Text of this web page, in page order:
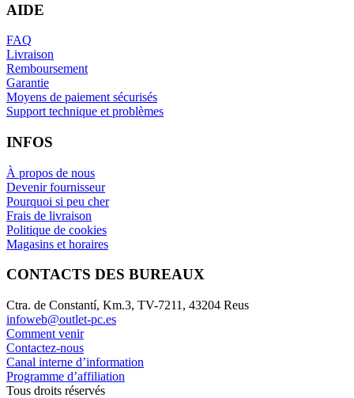
AIDE
FAQ
Livraison
Remboursement
Garantie
Moyens de paiement sécurisés
Support technique et problèmes
INFOS
À propos de nous
Devenir fournisseur
Pourquoi si peu cher
Frais de livraison
Politique de cookies
Magasins et horaires
CONTACTS DES BUREAUX
Ctra. de Constantí, Km.3, TV-7211, 43204 Reus
infoweb@outlet-pc.es
Comment venir
Contactez-nous
Canal interne d’information
Programme d’affiliation
Tous droits réservés